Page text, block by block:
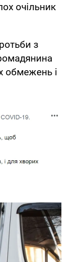
очільник
з
обмежень і